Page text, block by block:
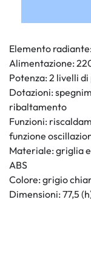
Elemento
Alimentazione:
Potenza: 2 livelli
Dotazioni:
ribaltamento
Funzioni:
funzione
Materiale: griglia
ABS
Colore: grigio
Dimensioni: 77,5